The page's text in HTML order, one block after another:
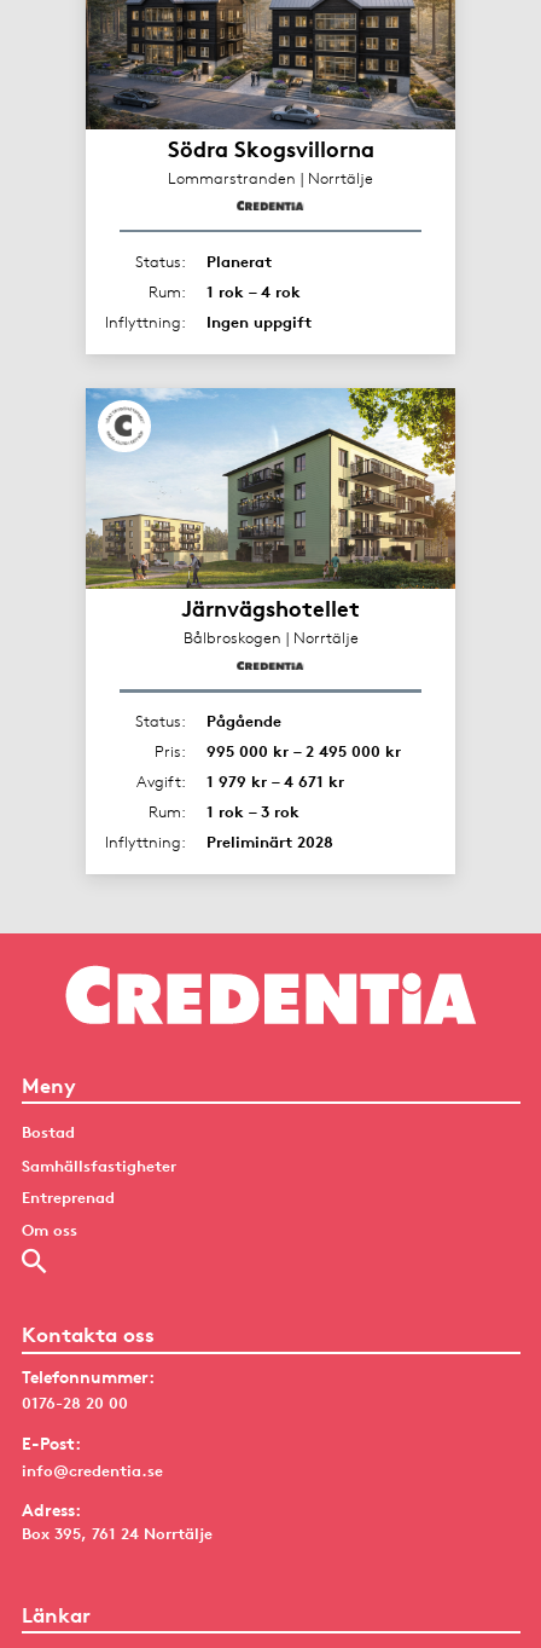
Södra Skogsvillorna
Lommarstranden | Norrtälje
Status:
Planerat
Rum:
1 rok – 4 rok
Inflyttning:
Ingen uppgift
Järnvägshotellet
Bålbroskogen | Norrtälje
Status:
Pågående
Pris:
995 000 kr – 2 495 000 kr
Avgift:
1 979 kr – 4 671 kr
Rum:
1 rok – 3 rok
Inflyttning:
Preliminärt 2028
Meny
Bostad
Samhällsfastigheter
Entreprenad
Om oss
Kontakta oss
Telefonnummer:
0176-28 20 00
E-Post:
info@credentia.se
Adress:
Box 395, 761 24 Norrtälje
Länkar